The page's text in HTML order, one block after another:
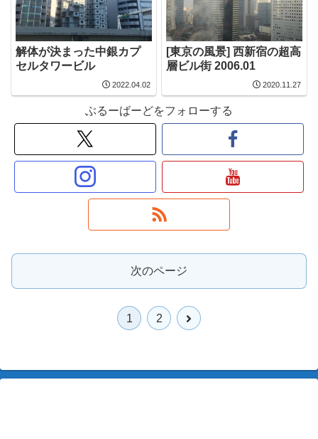
解体が決まった中銀カプ
セルタワービル
2022.04.02
[東京の風景] 西新宿の超高
層ビル街 2006.01
2020.11.27
ぶるーばーどをフォローする
次のページ
1 2
次